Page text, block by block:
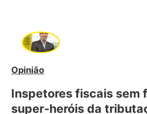
Opinião
Inspetores fiscais sem
super-heróis da